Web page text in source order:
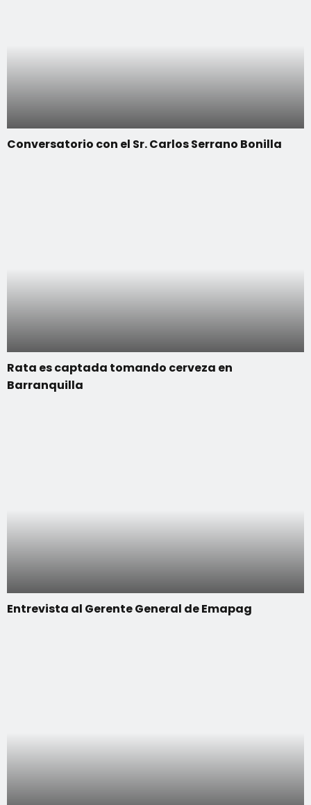
Conversatorio con el Sr. Carlos Serrano Bonilla
Rata es captada tomando cerveza en
Barranquilla
Entrevista al Gerente General de Emapag